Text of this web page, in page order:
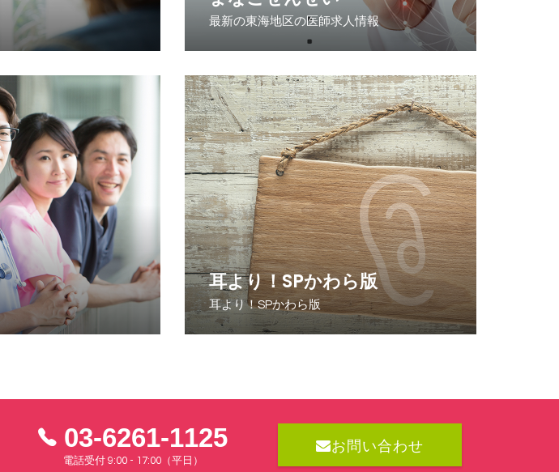
最新の東海地区の医師求人情報
耳より！SPかわら版
耳より！SPかわら版
03-6261-1125
電話受付 9:00 - 17:00（平日）
お問い合わせ